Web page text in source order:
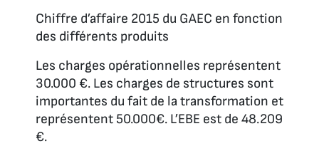
Chiffre d’affaire 2015 du GAEC en fonction
des différents produits
Les charges opérationnelles représentent
30.000 €. Les charges de structures sont
importantes du fait de la transformation et
représentent 50.000€. L’EBE est de 48.209
€.